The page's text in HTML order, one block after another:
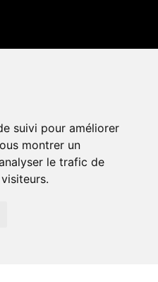
suivi pour améliorer
montrer un
le trafic de